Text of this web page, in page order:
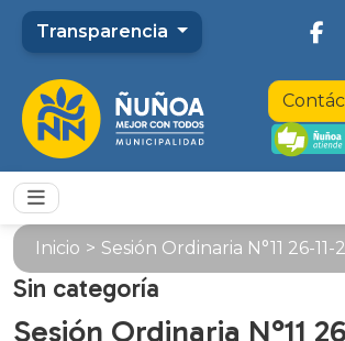
Transparencia
Inicio > Sesión Ordinaria N°11 26-11-
Sin categoría
Sesión Ordinaria N°11